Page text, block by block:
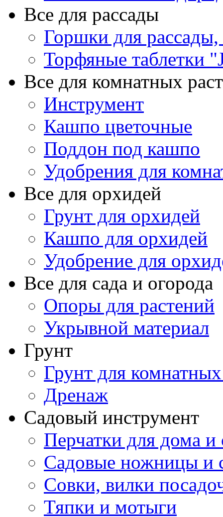
Все для рассады
Горшки для рассады,
Торфяные таблетки
Все для комнатных
Инструмент
Кашпо цветочные
Поддон под кашпо
Удобрения для
Все для орхидей
Грунт для орхидей
Кашпо для орхидей
Удобрение для
Все для сада и огорода
Опоры для растений
Укрывной материал
Грунт
Грунт для
Дренаж
Садовый инструмент
Перчатки для дома и
Садовые ножницы и
Совки, вилки
Тяпки и мотыги